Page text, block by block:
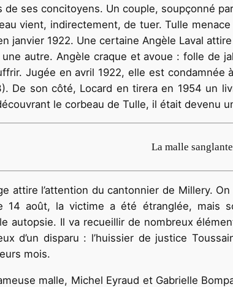
ses concitoyens. Un couple, soupçonné
vient, indirectement, de tuer. Tulle
janvier 1922. Une certaine Angèle Laval
autre. Angèle craque et avoue : folle de
Jugée en avril 1922, elle est
De son côté, Locard en tirera en 1954 un
le corbeau de Tulle, il était devenu
La malle sanglante
attire l’attention du cantonnier de Millery.
14 août, la victime a été étranglée, mais
autopsie. Il va recueillir de nombreux
d’un disparu : l’huissier de justice
mois.
malle, Michel Eyraud et Gabrielle